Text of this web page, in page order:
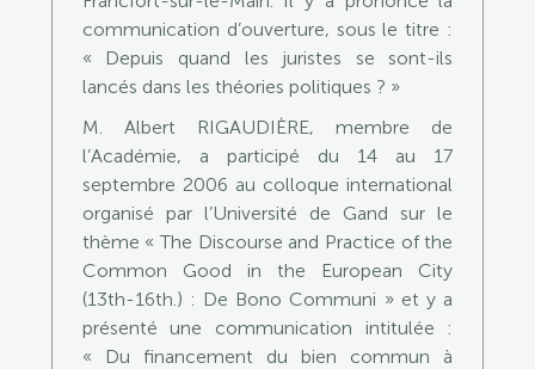
communication d’ouverture, sous le titre :
« Depuis quand les juristes se sont-ils
lancés dans les théories politiques ? »
M. Albert RIGAUDIÈRE, membre de
l’Académie, a participé du 14 au 17
septembre 2006 au colloque international
organisé par l’Université de Gand sur le
thème « The Discourse and Practice of the
Common Good in the European City
(13th-16th.) : De Bono Communi » et y a
présenté une communication intitulée :
« Du financement du bien commun à